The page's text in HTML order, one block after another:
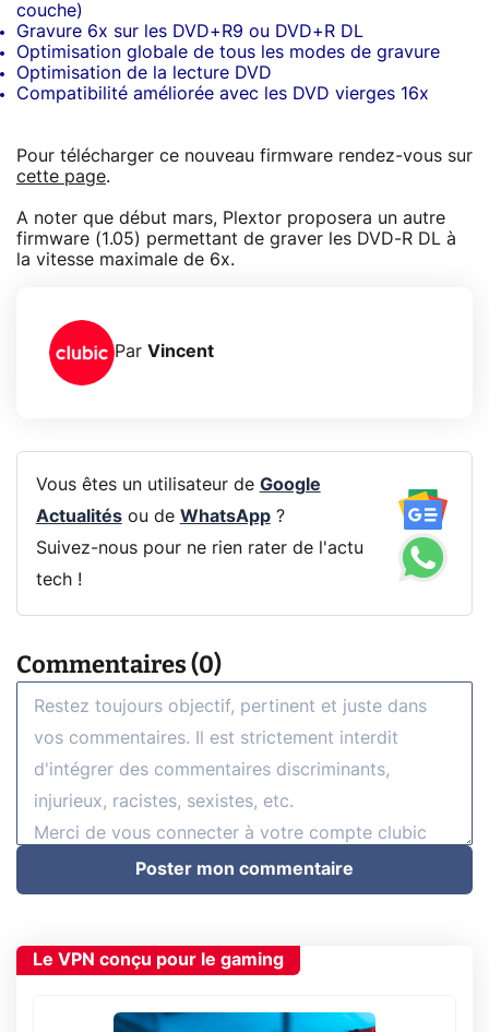
couche)
Gravure 6x sur les DVD+R9 ou DVD+R DL
Optimisation globale de tous les modes de gravure
Optimisation de la lecture DVD
Compatibilité améliorée avec les DVD vierges 16x
Pour télécharger ce nouveau firmware rendez-vous sur
cette page.
A noter que début mars, Plextor proposera un autre
firmware (1.05) permettant de graver les DVD-R DL à
la vitesse maximale de 6x.
Par Vincent
Vous êtes un utilisateur de Google
Actualitésou de WhatsApp?
Suivez-nous pour ne rien rater de l'actu
tech !
Commentaires (0)
Poster mon commentaire
Le VPN conçu pour le gaming